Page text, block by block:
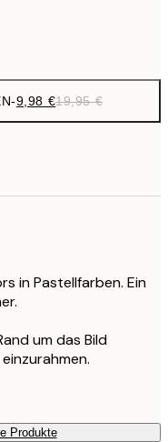
-9,98 €19,95 €
in Pastellfarben. Ein
um das Bild
Produkte